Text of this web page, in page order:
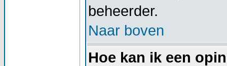
beheerder.
Naar boven
Hoe kan ik een